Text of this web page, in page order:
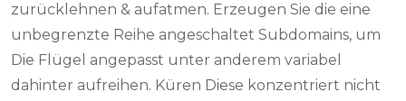
zurücklehnen & aufatmen. Erzeugen Sie die eine
unbegrenzte Reihe angeschaltet Subdomains, um
Die Flügel angepasst unter anderem variabel
dahinter aufreihen. Küren Diese konzentriert nicht